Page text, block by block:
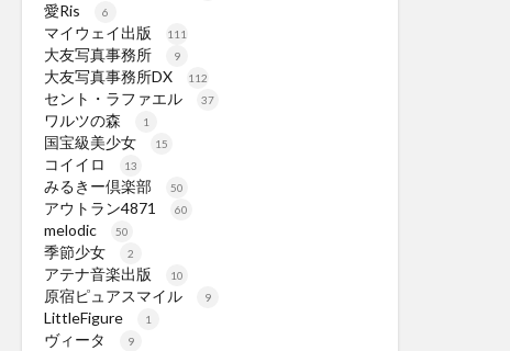
愛Ris 6
マイウェイ出版 111
大友写真事務所 9
大友写真事務所DX 112
セント・ラファエル 37
ワルツの森 1
国宝級美少女 15
コイイロ 13
みるきー倶楽部 50
アウトラン4871 60
melodic 50
季節少女 2
アテナ音楽出版 10
原宿ピュアスマイル 9
LittleFigure 1
ヴィータ 9